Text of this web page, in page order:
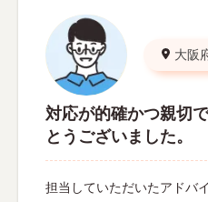
大阪
対応が的確かつ親切
とうございました。
担当していただいたアドバ